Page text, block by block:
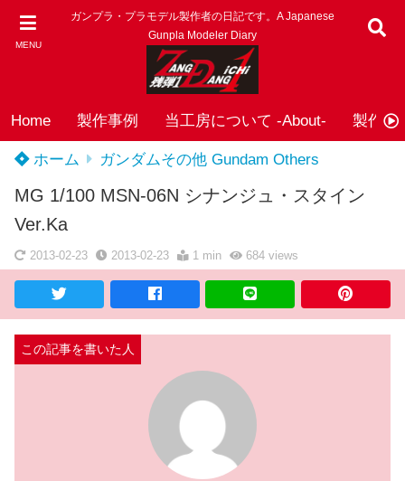
MENU
ガンプラ・プラモデル製作者の日記です。A Japanese
Gunpla Modeler Diary
Home 製作事例 当工房について -About- 製作依
ホーム ガンダムその他 Gundam Others
MG 1/100 MSN-06N シナンジュ・スタイン
Ver.Ka
2013-02-23 2013-02-23 1 min 684views